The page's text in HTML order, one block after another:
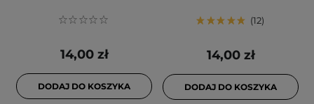
14,00 zł
DODAJ DO KOSZYKA
12
14,00 zł
DODAJ DO KOSZYKA